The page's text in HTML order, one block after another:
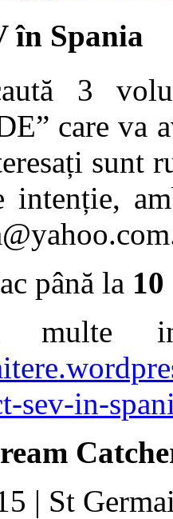
în Spania
3
care va
sunt
intenție,
până la
multe
sev-in-
| St